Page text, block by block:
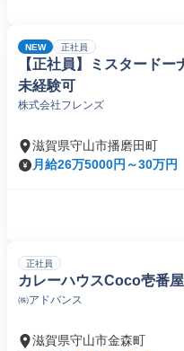
NEW 正社員
【正社員】ミスタード
未経験可
株式会社フレンズ
滋賀県守山市播磨田町
月給26万5000円～30万円
正社員
カレーハウスCoco壱番
㈱アドバンス
滋賀県守山市金森町